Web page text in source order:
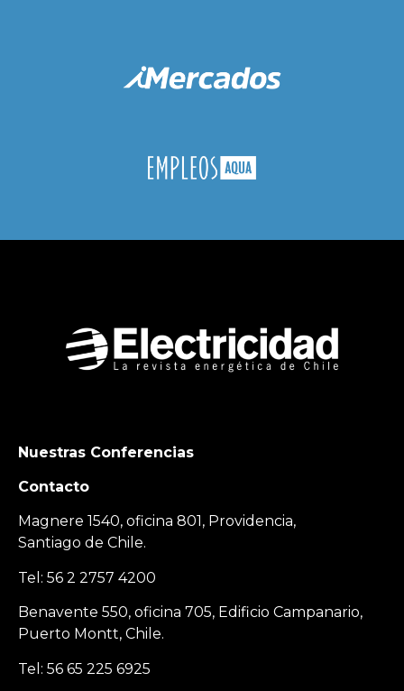
Nuestras Conferencias
Contacto
Magnere 1540, oficina 801, Providencia,
Santiago de Chile.
Tel: 56 2 2757 4200
Benavente 550, oficina 705, Edificio Campanario,
Puerto Montt, Chile.
Tel: 56 65 225 6925